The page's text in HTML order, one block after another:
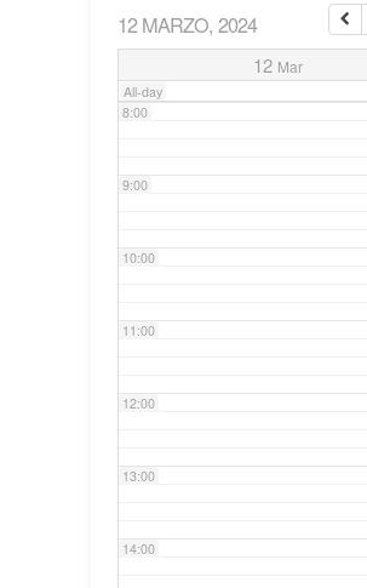
12 MARZO, 2024
12 Mar
All-day
7:00
8:00
9:00
10:00
11:00
12:00
13:00
14:00